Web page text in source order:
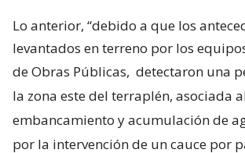
Lo anterior, “debido a que los
levantados en terreno por los
de Obras Públicas, detectaron una
la zona este del terraplén, asociada
embancamiento y acumulación de
por la intervención de un cauce por